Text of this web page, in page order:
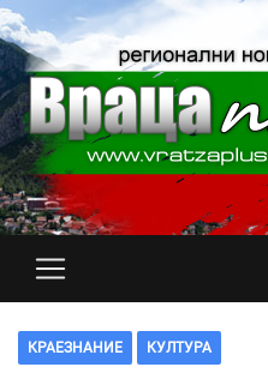
КРАЕЗНАНИЕ КУЛТУРА